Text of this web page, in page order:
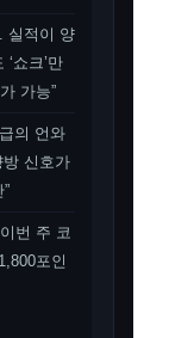
실적이 양
쇼크’만
가능”
의 언와
신호가
번 주 코
포인